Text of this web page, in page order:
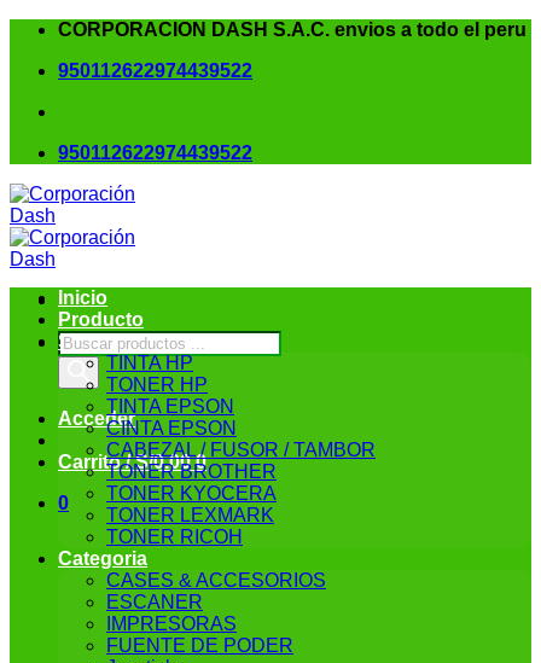
Saltar
contenido
CORPORACION DASH S.A.C. envios a todo el peru
950112622974439522
950112622974439522
Búsqueda
de
productos
Acceder
Carrito /S/0.00 0
0
Inicio
Producto
SUMINISTROS
TINTA HP
TONER HP
TINTA EPSON
CINTA EPSON
CABEZAL / FUSOR / TAMBOR
TONER BROTHER
TONER KYOCERA
TONER LEXMARK
TONER RICOH
Categoria
CASES & ACCESORIOS
ESCANER
IMPRESORAS
FUENTE DE PODER